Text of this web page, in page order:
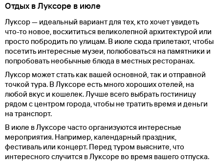
Отдых в Луксоре в июле
Луксор — идеальный вариант для тех, кто хочет увидеть
что-то новое, восхититься великолепной архитектурой или
просто побродить по улицам. В июле сюда прилетают, чтобы
посетить интересные музеи, полюбоваться на памятники и
попробовать необычные блюда в местных ресторанах.
Луксор может стать как вашей основной, так и отправной
точкой тура. В Луксоре есть много хороших отелей, на
любой вкус и кошелек. Лучше всего выбрать гостиницу
рядом с центром города, чтобы не тратить время и деньги
на транспорт.
В июле в Луксоре часто организуются интересные
мероприятия. Например, календарный праздник,
фестиваль или концерт. Перед туром выясните, что
интересного случится в Луксоре во время вашего отпуска.